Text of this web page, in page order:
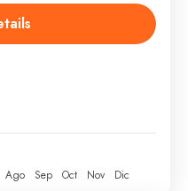
Ago Sep Oct Nov Dic